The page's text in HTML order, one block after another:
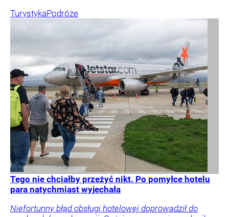
TurystykaPodróże
Tego nie chciałby przeżyć nikt. Po pomyłce hotelu
para natychmiast wyjechała
Niefortunny błąd obsługi hotelowej doprowadził do